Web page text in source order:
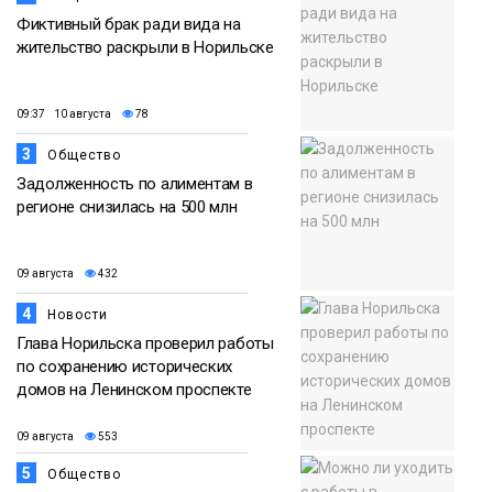
Фиктивный брак ради вида на
жительство раскрыли в Норильске
09:37 10 августа 78
3 Общество
Задолженность по алиментам в
регионе снизилась на 500 млн
09 августа 432
4 Новости
Глава Норильска проверил работы
по сохранению исторических
домов на Ленинском проспекте
09 августа 553
5 Общество